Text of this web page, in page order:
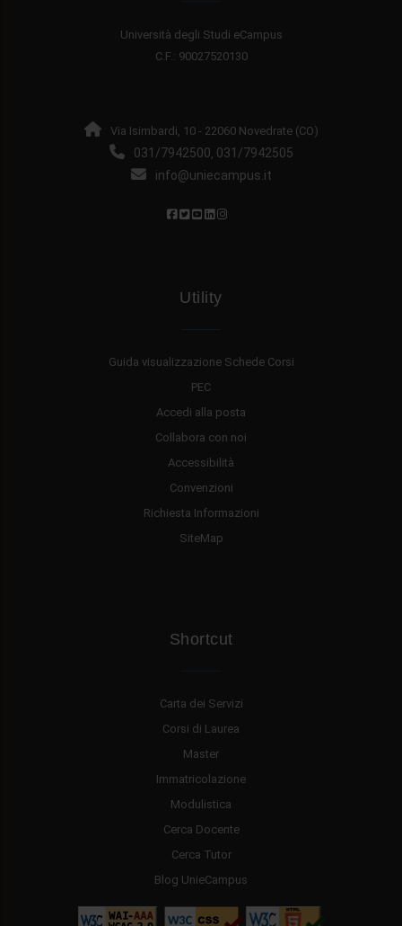
Università degli Studi eCampus
C.F.: 90027520130
Via Isimbardi, 10 - 22060 Novedrate (CO)
031/7942500, 031/7942505
info@uniecampus.it
Utility
Guida visualizzazione Schede Corsi
PEC
Accedi alla posta
Collabora con noi
Accessibilità
Convenzioni
Richiesta Informazioni
SiteMap
Shortcut
Carta dei Servizi
Corsi di Laurea
Master
Immatricolazione
Modulistica
Cerca Docente
Cerca Tutor
Blog UnieCampus